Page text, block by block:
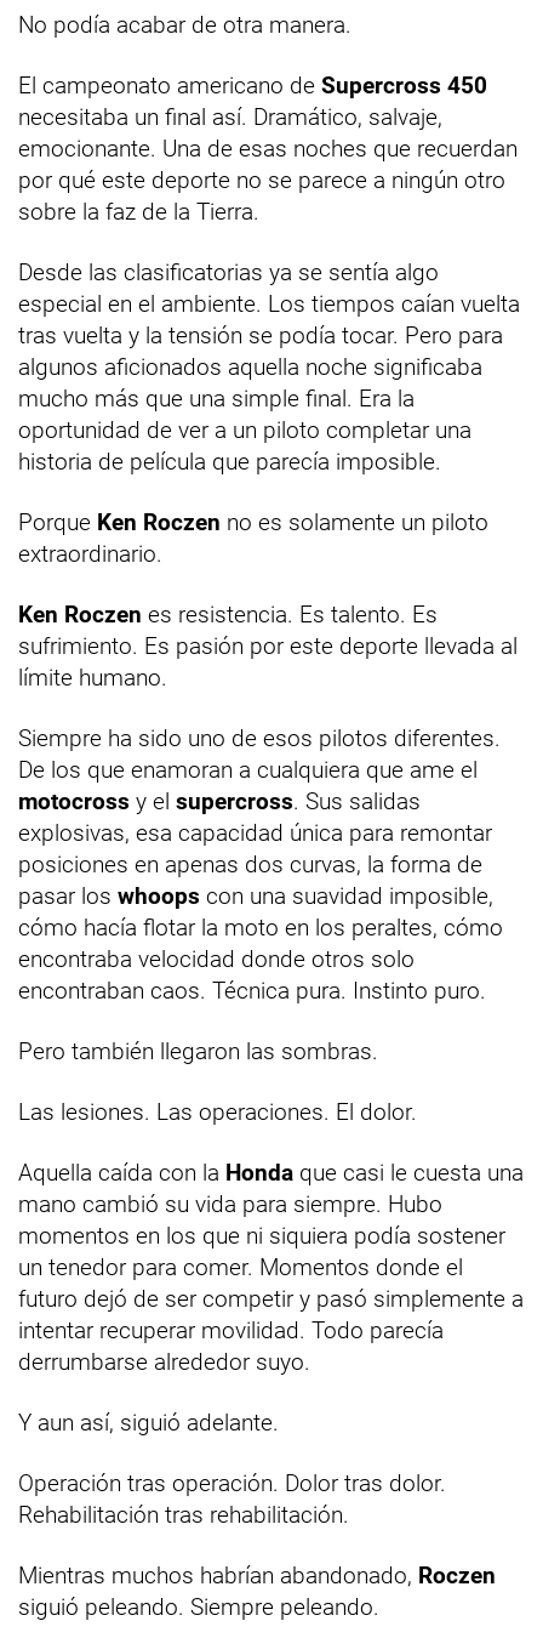
No podía acabar de otra manera.
El campeonato americano de Supercross 450
necesitaba un final así. Dramático, salvaje,
emocionante. Una de esas noches que recuerdan
por qué este deporte no se parece a ningún otro
sobre la faz de la Tierra.
Desde las clasificatorias ya se sentía algo
especial en el ambiente. Los tiempos caían vuelta
tras vuelta y la tensión se podía tocar. Pero para
algunos aficionados aquella noche significaba
mucho más que una simple final. Era la
oportunidad de ver a un piloto completar una
historia de película que parecía imposible.
Porque Ken Roczen no es solamente un piloto
extraordinario.
Ken Roczen es resistencia. Es talento. Es
sufrimiento. Es pasión por este deporte llevada al
límite humano.
Siempre ha sido uno de esos pilotos diferentes.
De los que enamoran a cualquiera que ame el
motocross y el supercross. Sus salidas
explosivas, esa capacidad única para remontar
posiciones en apenas dos curvas, la forma de
pasar los whoops con una suavidad imposible,
cómo hacía flotar la moto en los peraltes, cómo
encontraba velocidad donde otros solo
encontraban caos. Técnica pura. Instinto puro.
Pero también llegaron las sombras.
Las lesiones. Las operaciones. El dolor.
Aquella caída con la Honda que casi le cuesta una
mano cambió su vida para siempre. Hubo
momentos en los que ni siquiera podía sostener
un tenedor para comer. Momentos donde el
futuro dejó de ser competir y pasó simplemente a
intentar recuperar movilidad. Todo parecía
derrumbarse alrededor suyo.
Y aun así, siguió adelante.
Operación tras operación. Dolor tras dolor.
Rehabilitación tras rehabilitación.
Mientras muchos habrían abandonado, Roczen
siguió peleando. Siempre peleando.